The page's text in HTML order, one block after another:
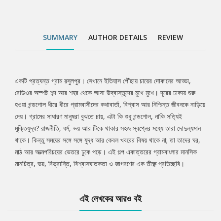
SUMMARY AUTHOR DETAILS REVIEW
Tab
Article
একটি প্রত্যন্ত গ্রাম রসুলপুর। সেখানে ইতিহাস পৌঁছায় চায়ের দোকানের আড্ডা,
রেডিওর অস্পষ্ট শব্দ আর শহর থেকে আসা উদ্বাস্তুদের মুখে মুখে। দূরের ঢাকায় শুরু
হওয়া গন্ডগোল ধীরে ধীরে গ্রামবাসীদের কথাবার্তা, বিশ্বাস আর নিশ্চিন্ত জীবনকে নাড়িয়ে
দেয়। গ্রামের সাধারণ মানুষরা বুঝতে চায়, এটা কি শুধু গন্ডগোল, নাকি সত্যিই
মুক্তিযুদ্ধ? রাজনীতি, ধর্ম, ভয় আর টিকে থাকার সহজ স্বপ্নের মধ্যে তারা দোদুল্যমান
থাকে। কিন্তু সময়ের সঙ্গে সঙ্গে যুদ্ধ আর কেবল খবরের বিষয় থাকে না; তা তাদের ঘর,
মাঠ আর আত্মপরিচয়ের ভেতরে ঢুকে পড়ে। এই গল্প একাত্তরের গ্রামবাংলার মানসিক
মানচিত্র, ভয়, বিভ্রান্তি, বিশ্বাসঘাতকতা ও জাগরণের এক তীক্ষ্ণ প্রতিচ্ছবি।
এই লেখকের আরও বই